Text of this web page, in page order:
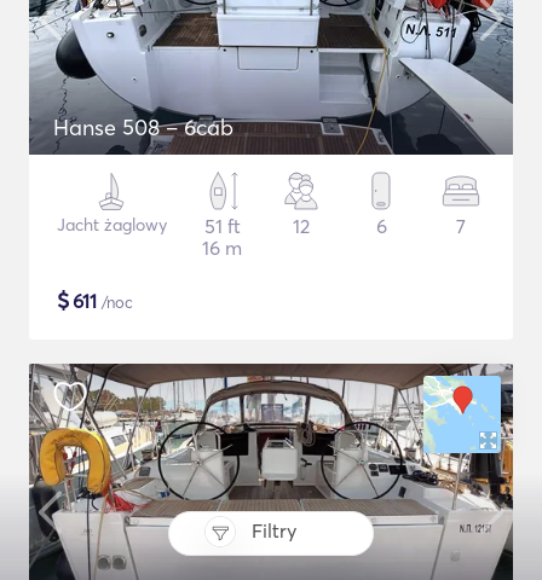
Filtry
Hanse 508 – 6cab
Jacht żaglowy
51 ft
16 m
12 6 7
$611 /noc